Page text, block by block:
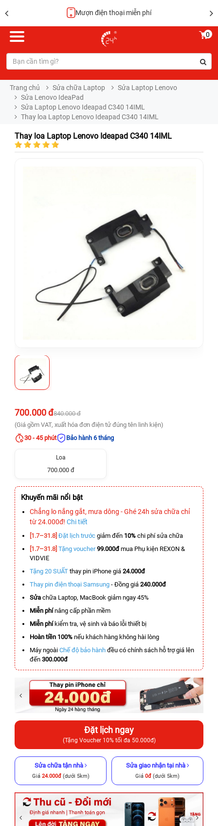
Hoàn tiền 100%
0
Trang chủ Sửa chữa Laptop
Sửa Laptop Lenovo
Sửa Lenovo IdeaPad
Sửa Laptop Lenovo Ideapad C340 14IML
Thay loa Laptop Lenovo Ideapad C340 14IML
Thay loa Laptop Lenovo Ideapad C340 14IML
700.000 đ840.000 đ
(Giá gồm VAT, xuất hóa đơn điện tử đúng tên linh kiện)
30 - 45 phút
Bảo hành 6 tháng
Loa
700.000 đ
Khuyến mãi nổi bật
Chẳng lo nắng gắt, mưa dông - Ghé 24h sửa chữa chỉ
từ 24.000đ! Chi tiết
[1.7–31.8] Đặt lịch trước giảm đến 10% chi phí sửa chữa
[1.7–31.8] Tặng voucher 99.000đmua Phụ kiện REXON &
VIDVIE
Tặng 20 SUẤT thay pin iPhone giá 24.000đ
Thay pin điện thoại Samsung - Đồng giá 240.000đ
Sửa chữa Laptop, MacBook giảm ngay 45%
Miễn phínâng cấp phần mềm
Miễn phíkiểm tra, vệ sinh và báo lỗi thiết bị
Hoàn tiền 100% nếu khách hàng không hài lòng
Máy ngoài Chế độ bảo hành đều có chính sách hỗ trợ giá lên
đến 300.000đ
Đặt lịch ngay
(Tặng Voucher 10% tối đa 50.000đ)
Sửa chữa tận nhà
Giá 24.000đ(dưới 5km)
Sửa giao nhận tại nhà
Giá 0đ (dưới 5km)